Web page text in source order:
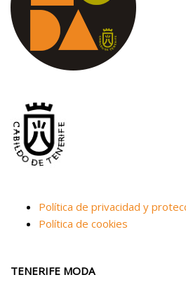
Política de privacidad y
Política de cookies
TENERIFE MODA